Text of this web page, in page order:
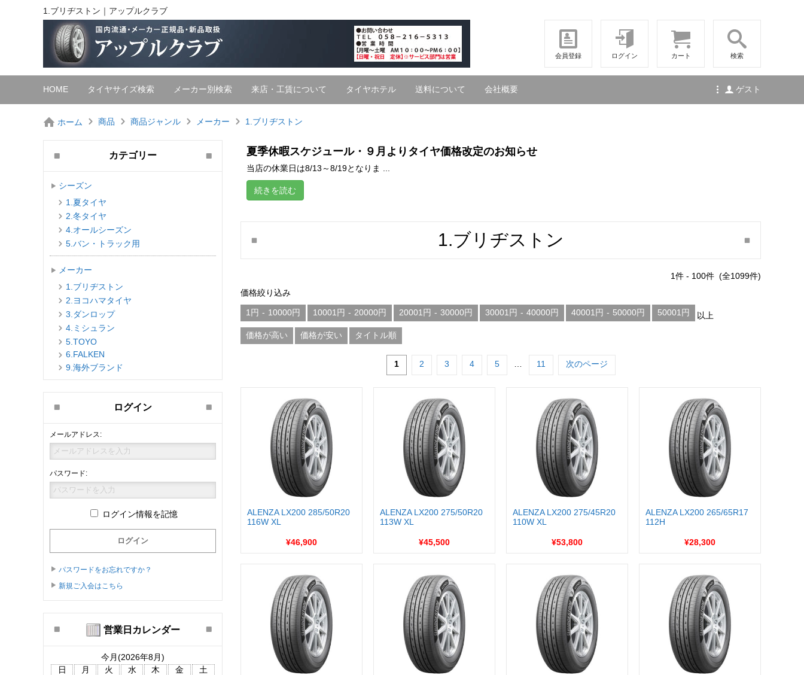
1.ブリヂストン｜アップルクラブ
会員登録 ログイン カート 検索
ゲスト
HOME タイヤサイズ検索 メーカー別検索 来店・工賃について タイヤホテル 送料について 会社概要
ホーム 商品 商品ジャンル メーカー 1.ブリヂストン
夏季休暇スケジュール・９月よりタイヤ価格改定のお知らせ
当店の休業日は8/13～8/19となりま ...
続きを読む
1.ブリヂストン
1件 - 100件 (全1099件)
価格絞り込み
1円 - 10000円 10001円 - 20000円 20001円 - 30000円 30001円 - 40000円 40001円 - 50000円 50001円 以上
価格が高い 価格が安い タイトル順
1 2 3 4 5 11 次のページ
ALENZA LX200 285/50R20
116W XL
¥46,900
ALENZA LX200 275/50R20
113W XL
¥45,500
ALENZA LX200 275/45R20
110W XL
¥53,800
ALENZA LX200 265/65R17
112H
¥28,300
カテゴリー
シーズン
1.夏タイヤ
2.冬タイヤ
4.オールシーズン
5.バン・トラック用
メーカー
1.ブリヂストン
2.ヨコハマタイヤ
3.ダンロップ
4.ミシュラン
5.TOYO
6.FALKEN
9.海外ブランド
ログイン
メールアドレス:
パスワード:
ログイン情報を記憶
パスワードをお忘れですか？
新規ご入会はこちら
営業日カレンダー
今月(2026年8月)
日
月 火 水 木 金
土